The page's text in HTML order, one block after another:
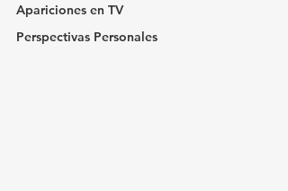
Apariciones en TV
Perspectivas Personales